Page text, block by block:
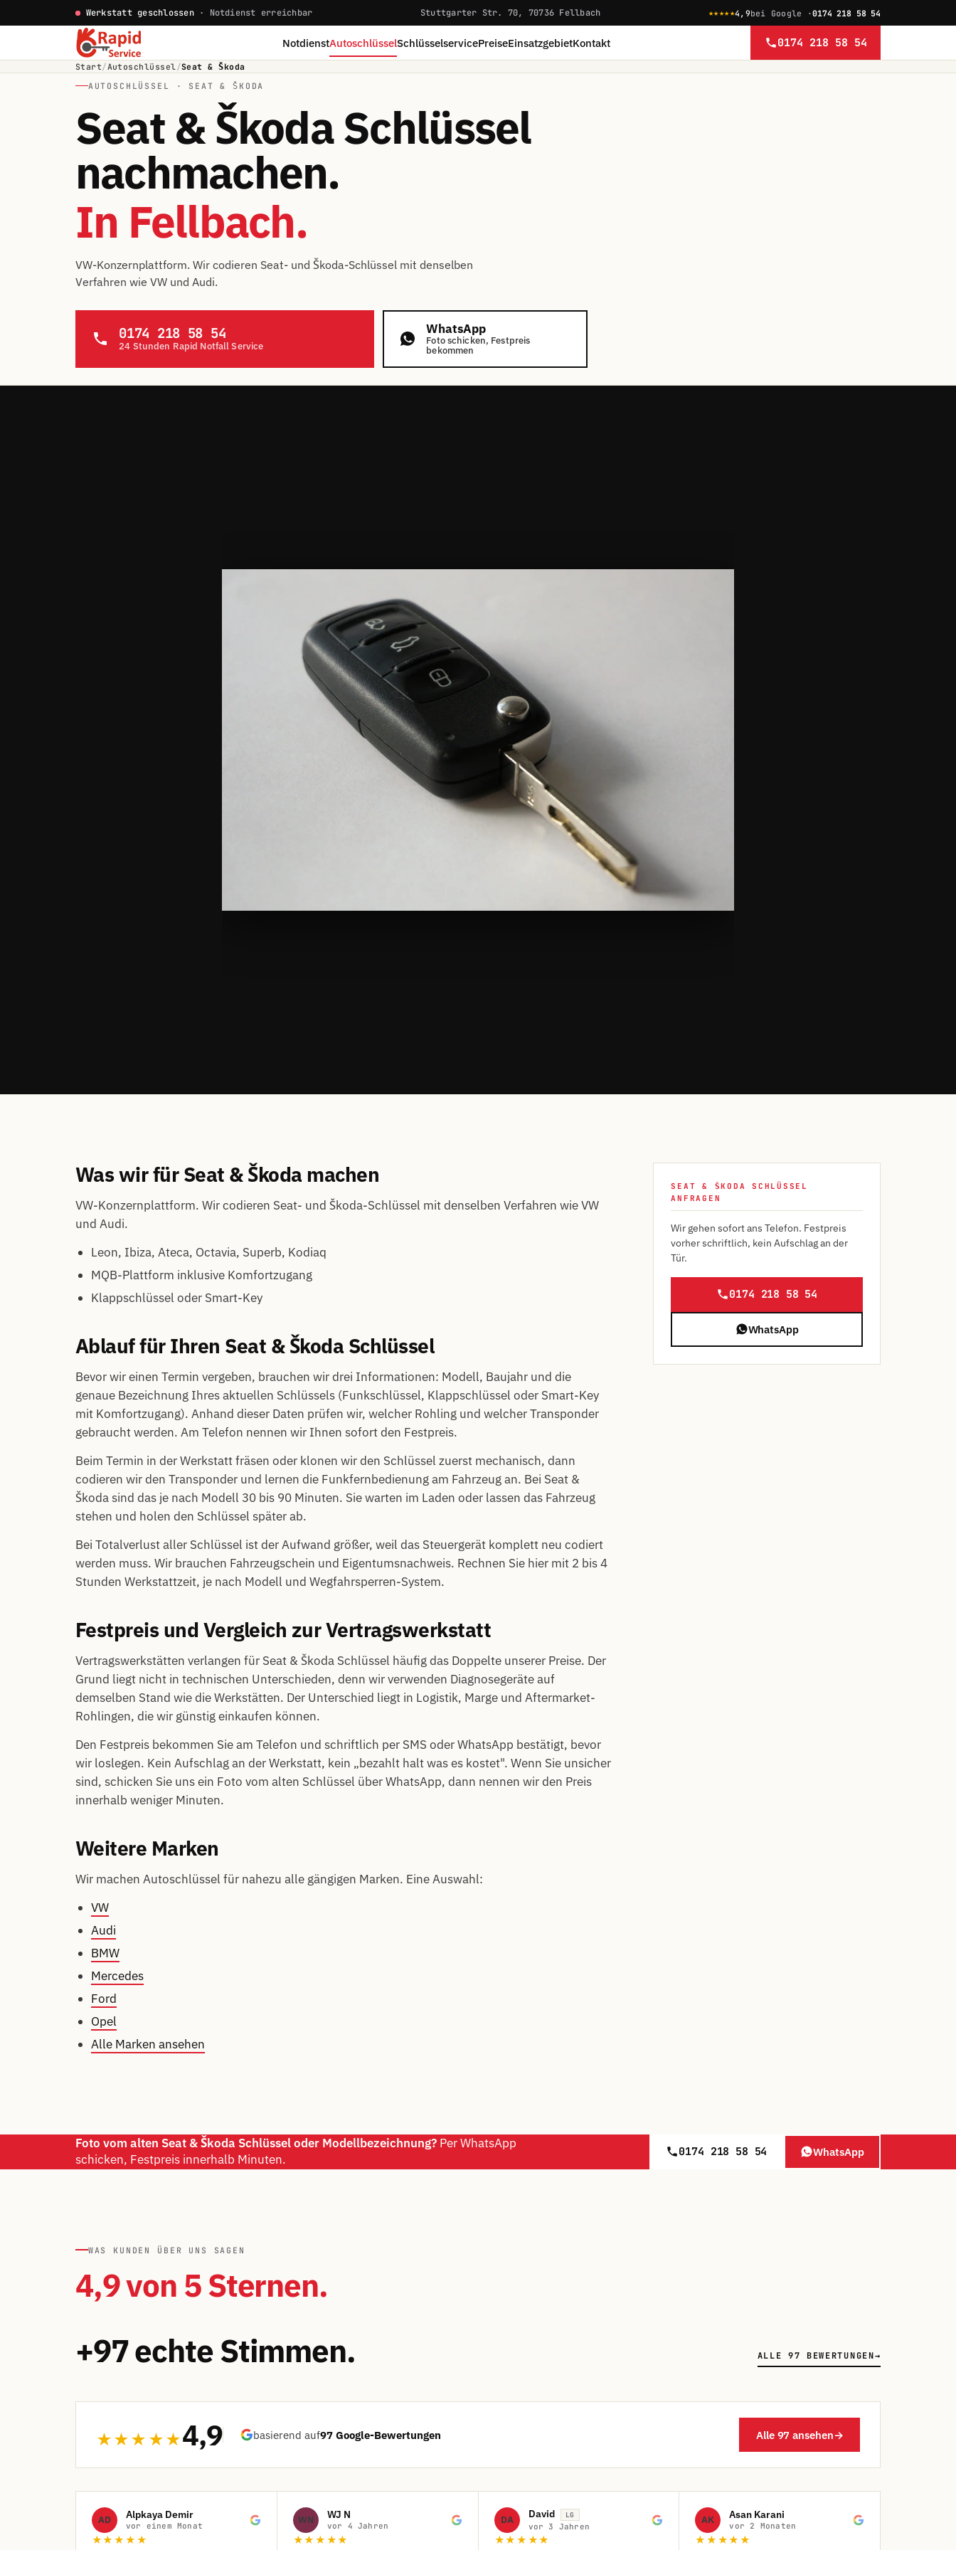
Werkstatt geschlossen· Notdienst erreichbar Stuttgarter Str. 70, 70736 Fellbach ★★★★★4,9bei Google ·0174 218 58 54
NotdienstAutoschlüsselSchlüsselservicePreiseEinsatzgebietKontakt 0174 218 58 54
Start/Autoschlüssel/Seat & Škoda
AUTOSCHLÜSSEL · SEAT & ŠKODA
Seat & Škoda Schlüssel
nachmachen.
In Fellbach.
VW-Konzernplattform. Wir codieren Seat- und Škoda-Schlüssel mit denselben
Verfahren wie VW und Audi.
0174 218 58 54
24 Stunden Rapid Notfall Service
WhatsApp
Foto schicken, Festpreis
bekommen
Was wir für Seat & Škoda machen
VW-Konzernplattform. Wir codieren Seat- und Škoda-Schlüssel mit denselben Verfahren wie VW
und Audi.
Leon, Ibiza, Ateca, Octavia, Superb, Kodiaq
MQB-Plattform inklusive Komfortzugang
Klappschlüssel oder Smart-Key
Ablauf für Ihren Seat & Škoda Schlüssel
Bevor wir einen Termin vergeben, brauchen wir drei Informationen: Modell, Baujahr und die
genaue Bezeichnung Ihres aktuellen Schlüssels (Funkschlüssel, Klappschlüssel oder Smart-Key
mit Komfortzugang). Anhand dieser Daten prüfen wir, welcher Rohling und welcher Transponder
gebraucht werden. Am Telefon nennen wir Ihnen sofort den Festpreis.
Beim Termin in der Werkstatt fräsen oder klonen wir den Schlüssel zuerst mechanisch, dann
codieren wir den Transponder und lernen die Funkfernbedienung am Fahrzeug an. Bei Seat &
Škoda sind das je nach Modell 30 bis 90 Minuten. Sie warten im Laden oder lassen das Fahrzeug
stehen und holen den Schlüssel später ab.
Bei Totalverlust aller Schlüssel ist der Aufwand größer, weil das Steuergerät komplett neu codiert
werden muss. Wir brauchen Fahrzeugschein und Eigentumsnachweis. Rechnen Sie hier mit 2 bis 4
Stunden Werkstattzeit, je nach Modell und Wegfahrsperren-System.
Festpreis und Vergleich zur Vertragswerkstatt
Vertragswerkstätten verlangen für Seat & Škoda Schlüssel häufig das Doppelte unserer Preise. Der
Grund liegt nicht in technischen Unterschieden, denn wir verwenden Diagnosegeräte auf
demselben Stand wie die Werkstätten. Der Unterschied liegt in Logistik, Marge und Aftermarket-
Rohlingen, die wir günstig einkaufen können.
Den Festpreis bekommen Sie am Telefon und schriftlich per SMS oder WhatsApp bestätigt, bevor
wir loslegen. Kein Aufschlag an der Werkstatt, kein „bezahlt halt was es kostet". Wenn Sie unsicher
sind, schicken Sie uns ein Foto vom alten Schlüssel über WhatsApp, dann nennen wir den Preis
innerhalb weniger Minuten.
Weitere Marken
Wir machen Autoschlüssel für nahezu alle gängigen Marken. Eine Auswahl:
VW
Audi
BMW
Mercedes
Ford
Opel
Alle Marken ansehen
SEAT & ŠKODA SCHLÜSSEL
ANFRAGEN
Wir gehen sofort ans Telefon. Festpreis
vorher schriftlich, kein Aufschlag an der
Tür.
0174 218 58 54
WhatsApp
Foto vom alten Seat & Škoda Schlüssel oder Modellbezeichnung?Per WhatsApp
schicken, Festpreis innerhalb Minuten.
0174 218 58 54 WhatsApp
WAS KUNDEN ÜBER UNS SAGEN
4,9 von 5 Sternen.
+97 echte Stimmen.
ALLE 97 BEWERTUNGEN→
★★★★★4,9 basierend auf97 Google-Bewertungen Alle 97 ansehen→
AD Alpkaya Demir
vor einem Monat
★★★★★
WN WJ N
vor 4 Jahren
★★★★★
DA David LG
vor 3 Jahren
★★★★★
AK Asan Karani
vor 2 Monaten
★★★★★